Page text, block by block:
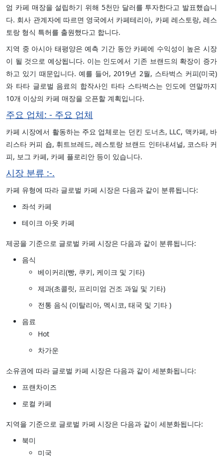
엄 카페 매장을 설립하기 위해 5천만 달러를 투자한다고 발표했습니
다. 회사 관계자에 따르면 영국에서 카페테리아, 카페 레스토랑, 레스
토랑 형식 특허를 출원했다고 합니다.
지역 중 아시아 태평양은 예측 기간 동안 카페에 수익성이 높은 시장
이 될 것으로 예상됩니다. 이는 인도에서 기존 브랜드의 확장이 증가
하고 있기 때문입니다. 예를 들어, 2019년 2월, 스타벅스 커피(미국)
와 타타 글로벌 음료의 합작사인 타타 스타벅스는 인도에 연말까지
10개 이상의 카페 매장을 오픈할 계획입니다.
주요 업체: - 주요 업체
카페 시장에서 활동하는 주요 업체로는 던킨 도너츠, LLC, 맥카페, 바
리스타 커피 숍, 휘트브레드, 레스토랑 브랜드 인터내셔널, 코스타 커
피, 보그 카페, 카페 플로리안 등이 있습니다.
시장 분류 :-.
카페 유형에 따라 글로벌 카페 시장은 다음과 같이 분류됩니다:
좌석 카페
테이크 아웃 카페
제공을 기준으로 글로벌 카페 시장은 다음과 같이 분류됩니다:
음식
베이커리(빵, 쿠키, 케이크 및 기타)
제과(초콜릿, 프리미엄 건조 과일 및 기타)
전통 음식 (이탈리아, 멕시코, 태국 및 기타 )
음료
Hot
차가운
소유권에 따라 글로벌 카페 시장은 다음과 같이 세분화됩니다:
프랜차이즈
로컬 카페
지역을 기준으로 글로벌 카페 시장은 다음과 같이 세분화됩니다:
북미
미국